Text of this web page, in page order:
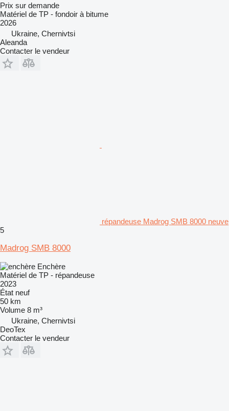
Prix sur demande
Matériel de TP - fondoir à bitume
2026
Ukraine, Chernivtsi
Aleanda
Contacter le vendeur
répandeuse Madrog SMB 8000 neuve
5
Madrog SMB 8000
Enchère
Matériel de TP - répandeuse
2023
État neuf
50 km
Volume 8 m³
Ukraine, Chernivtsi
DeoTex
Contacter le vendeur